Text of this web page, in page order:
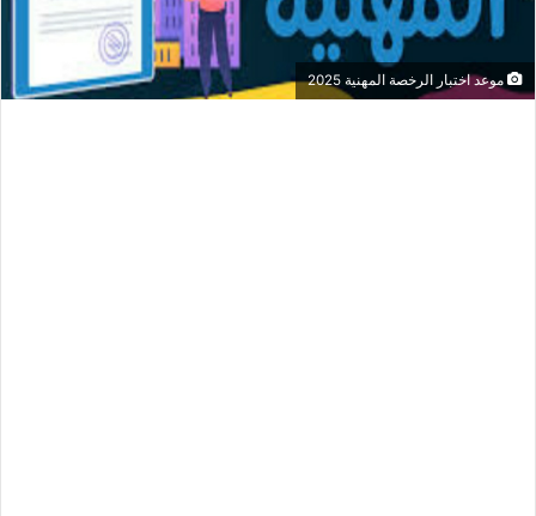
موعد اختبار الرخصة المهنية 2025